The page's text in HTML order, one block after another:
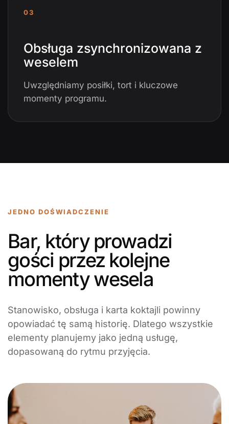
03
Obsługa zsynchronizowana z
weselem
Uwzględniamy posiłki, tort i kluczowe
momenty programu.
JEDNO DOŚWIADCZENIE
Bar, który prowadzi
gości przez kolejne
momenty wesela
Stanowisko, obsługa i karta koktajli powinny
opowiadać tę samą historię. Dlatego wszystkie
elementy planujemy jako jedną usługę,
dopasowaną do rytmu przyjęcia.